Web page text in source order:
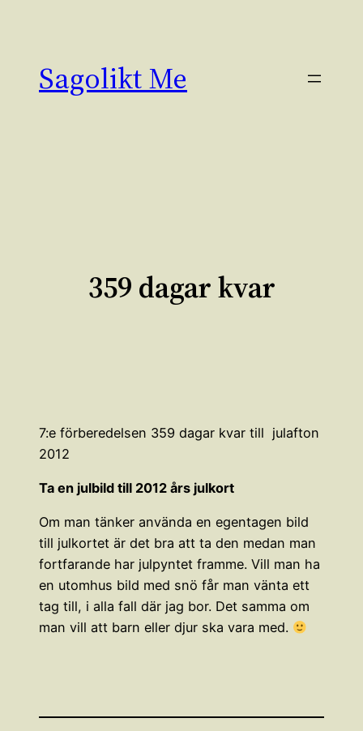
Sagolikt Me
359 dagar kvar
7:e förberedelsen 359 dagar kvar till julafton
2012
Ta en julbild till 2012 års julkort
Om man tänker använda en egentagen bild
till julkortet är det bra att ta den medan man
fortfarande har julpyntet framme. Vill man ha
en utomhus bild med snö får man vänta ett
tag till, i alla fall där jag bor. Det samma om
man vill att barn eller djur ska vara med.